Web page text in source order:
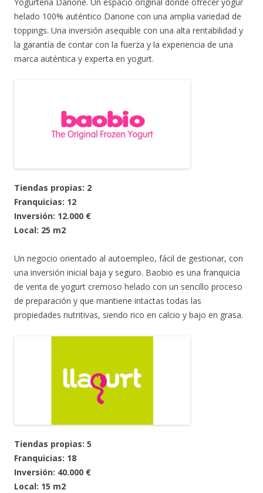
helado 100% auténtico Danone con una amplia variedad de
toppings. Una inversión asequible con una alta rentabilidad y
la garantía de contar con la fuerza y la experiencia de una
marca auténtica y experta en yogurt.
Tiendas propias: 2
Franquicias: 12
Inversión: 12.000 €
Local: 25 m2
Un negocio orientado al autoempleo, fácil de gestionar, con
una inversión inicial baja y seguro. Baobio es una franquicia
de venta de yogurt cremoso helado con un sencillo proceso
de preparación y que mantiene intactas todas las
propiedades nutritivas, siendo rico en calcio y bajo en grasa.
Tiendas propias: 5
Franquicias: 18
Inversión: 40.000 €
Local: 15 m2